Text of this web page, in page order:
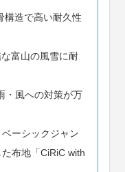
構造で高い耐久性
富山の風雪に耐
・風への対策が万
ーシックジャン
布地「CiRiC with